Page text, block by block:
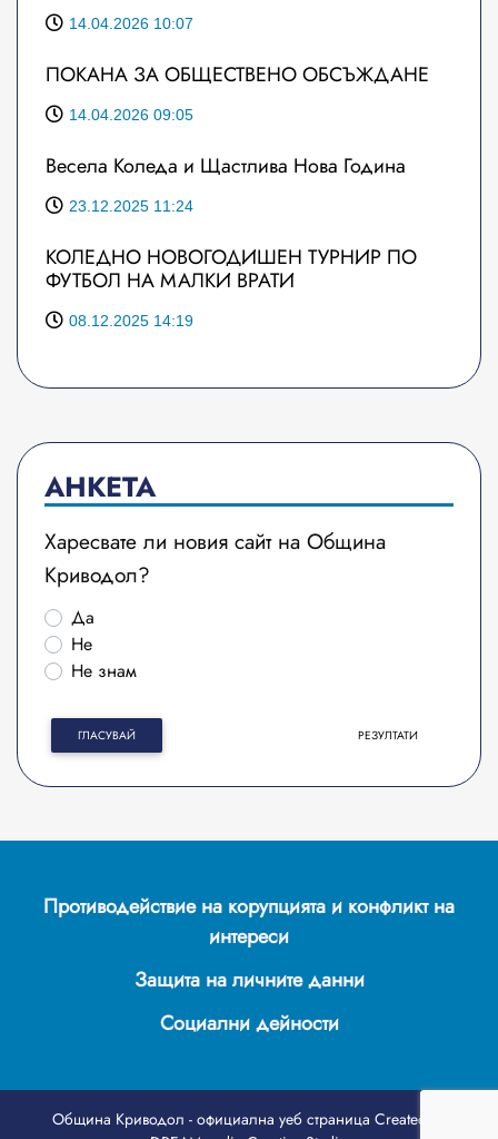
14.04.2026 10:07
ПОКАНА ЗА ОБЩЕСТВЕНО ОБСЪЖДАНЕ
14.04.2026 09:05
Весела Коледа и Щастлива Нова Година
23.12.2025 11:24
КОЛЕДНО НОВОГОДИШЕН ТУРНИР ПО
ФУТБОЛ НА МАЛКИ ВРАТИ
08.12.2025 14:19
АНКЕТА
Харесвате ли новия сайт на Община
Криводол?
Да
Не
Не знам
ГЛАСУВАЙ РЕЗУЛТАТИ
Противодействие на корупцията и конфликт на
интереси
Защита на личните данни
Социални дейности
Община Криводол - официална уеб страница Created by